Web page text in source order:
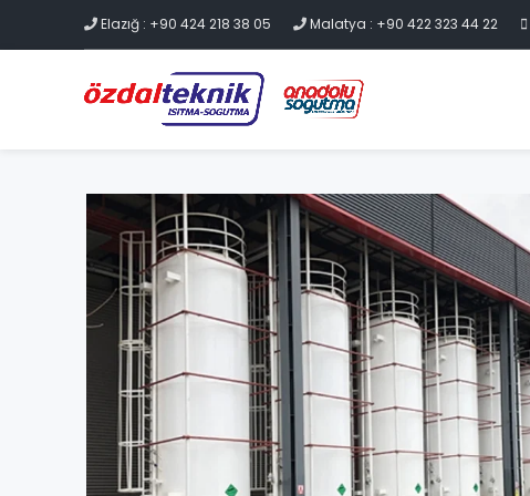
Elazığ : +90 424 218 38 05 Malatya : +90 422 323 44 22